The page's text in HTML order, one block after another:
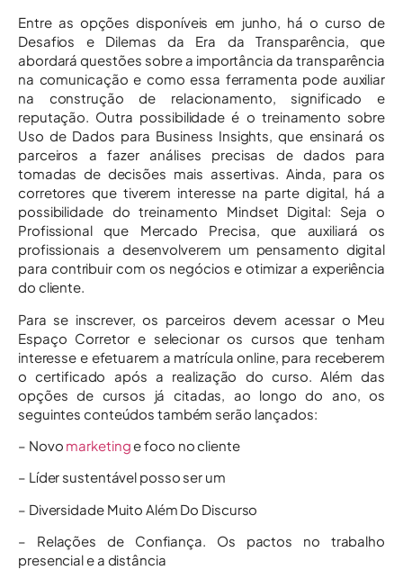
Entre as opções disponíveis em junho, há o curso de
Desafios e Dilemas da Era da Transparência, que
abordará questões sobre a importância da transparência
na comunicação e como essa ferramenta pode auxiliar
na construção de relacionamento, significado e
reputação. Outra possibilidade é o treinamento sobre
Uso de Dados para Business Insights, que ensinará os
parceiros a fazer análises precisas de dados para
tomadas de decisões mais assertivas. Ainda, para os
corretores que tiverem interesse na parte digital, há a
possibilidade do treinamento Mindset Digital: Seja o
Profissional que Mercado Precisa, que auxiliará os
profissionais a desenvolverem um pensamento digital
para contribuir com os negócios e otimizar a experiência
do cliente.
Para se inscrever, os parceiros devem acessar o Meu
Espaço Corretor e selecionar os cursos que tenham
interesse e efetuarem a matrícula online, para receberem
o certificado após a realização do curso. Além das
opções de cursos já citadas, ao longo do ano, os
seguintes conteúdos também serão lançados:
– Novo marketinge foco no cliente
– Líder sustentável posso ser um
– Diversidade Muito Além Do Discurso
– Relações de Confiança. Os pactos no trabalho
presencial e a distância